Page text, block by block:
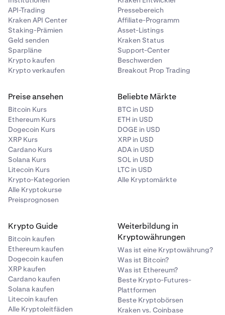
API-Trading
Kraken API Center
Staking-Prämien
Geld senden
Sparpläne
Krypto kaufen
Krypto verkaufen
Pressebereich
Affiliate-Programm
Asset-Listings
Kraken Status
Support-Center
Beschwerden
Breakout Prop Trading
Preise ansehen
Bitcoin Kurs
Ethereum Kurs
Dogecoin Kurs
XRP Kurs
Cardano Kurs
Solana Kurs
Litecoin Kurs
Krypto-Kategorien
Alle Kryptokurse
Preisprognosen
Beliebte Märkte
BTC in USD
ETH in USD
DOGE in USD
XRP in USD
ADA in USD
SOL in USD
LTC in USD
Alle Kryptomärkte
Krypto Guide
Bitcoin kaufen
Ethereum kaufen
Dogecoin kaufen
XRP kaufen
Cardano kaufen
Solana kaufen
Litecoin kaufen
Alle Kryptoleitfäden
Weiterbildung in
Kryptowährungen
Was ist eine Kryptowährung?
Was ist Bitcoin?
Was ist Ethereum?
Beste Krypto-Futures-
Plattformen
Beste Kryptobörsen
Kraken vs. Coinbase